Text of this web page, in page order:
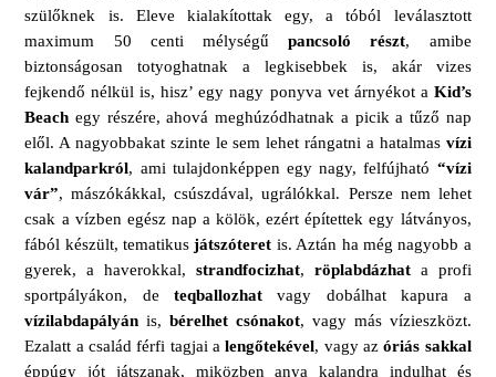
szülőknek is. Eleve kialakítottak egy, a tóból leválasztott
maximum 50 centi mélységűpancsoló részt, amibe
biztonságosan totyoghatnak a legkisebbek is, akár vizes
fejkendő nélkül is, hisz’ egy nagy ponyva vet árnyékot a Kid’s
Beach egy részére, ahová meghúzódhatnak a picik a tűző nap
elől. A nagyobbakat szinte le sem lehet rángatni a hatalmas vízi
kalandparkról, ami tulajdonképpen egy nagy, felfújható “vízi
vár”, mászókákkal, csúszdával, ugrálókkal. Persze nem lehet
csak a vízben egész nap a kölök, ezért építettek egy látványos,
fából készült, tematikusjátszóteret is. Aztán ha még nagyobb a
gyerek, a haverokkal, strandfocizhat, röplabdázhata profi
sportpályákon, deteqballozhat vagy dobálhat kapura a
vízilabdapályán is,bérelhet csónakot, vagy más vízieszközt.
Ezalatt a család férfi tagjai alengőtekével, vagy azóriás sakkal
éppúgy jót játszanak, miközben anya kalandra indulhat és